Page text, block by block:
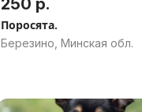
250 р.
Поросята.
Березино, Минская обл.